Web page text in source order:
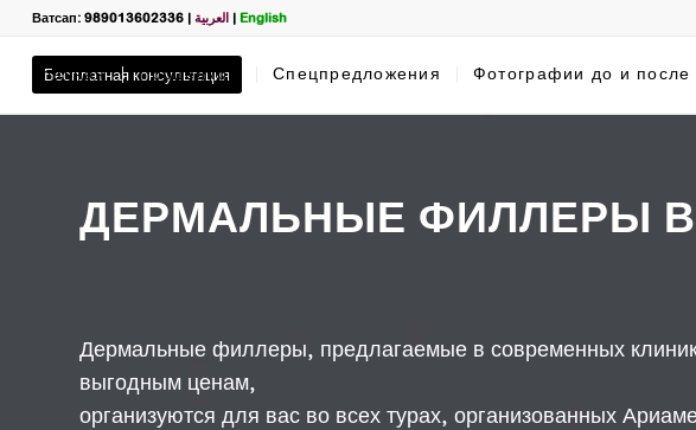
Ватсап: 989013602336| العربية| English
Главная Процедуры Спецпредложения Фотографии до и после
Бесплатная консультация
ДЕРМАЛЬНЫЕ ФИЛЛЕРЫ В
Дермальные филлеры, предлагаемые в современных
выгодным ценам,
организуются для вас во всех турах, организованных
Filter
Запросить пакет
Полное Имя *